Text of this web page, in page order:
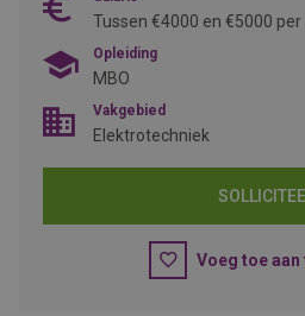
Tussen €4000 en €5000 per
Opleiding
MBO
Vakgebied
Elektrotechniek
Voeg toe